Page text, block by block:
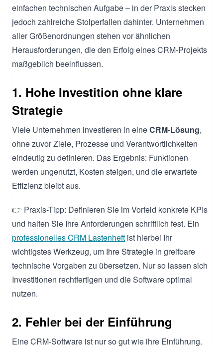
einfachen technischen Aufgabe – in der Praxis stecken
jedoch zahlreiche Stolperfallen dahinter. Unternehmen
aller Größenordnungen stehen vor ähnlichen
Herausforderungen, die den Erfolg eines CRM-Projekts
maßgeblich beeinflussen.
1. Hohe Investition ohne klare
Strategie
Viele Unternehmen investieren in eineCRM-Lösung,
ohne zuvor Ziele, Prozesse und Verantwortlichkeiten
eindeutig zu definieren. Das Ergebnis: Funktionen
werden ungenutzt, Kosten steigen, und die erwartete
Effizienz bleibt aus.
👉 Praxis-Tipp: Definieren Sie im Vorfeld konkrete KPIs
und halten Sie Ihre Anforderungen schriftlich fest. Ein
professionelles CRM Lastenheft ist hierbei Ihr
wichtigstes Werkzeug, um Ihre Strategie in greifbare
technische Vorgaben zu übersetzen. Nur so lassen sich
Investitionen rechtfertigen und die Software optimal
nutzen.
2. Fehler bei der Einführung
Eine CRM-Software ist nur so gut wie ihre Einführung.